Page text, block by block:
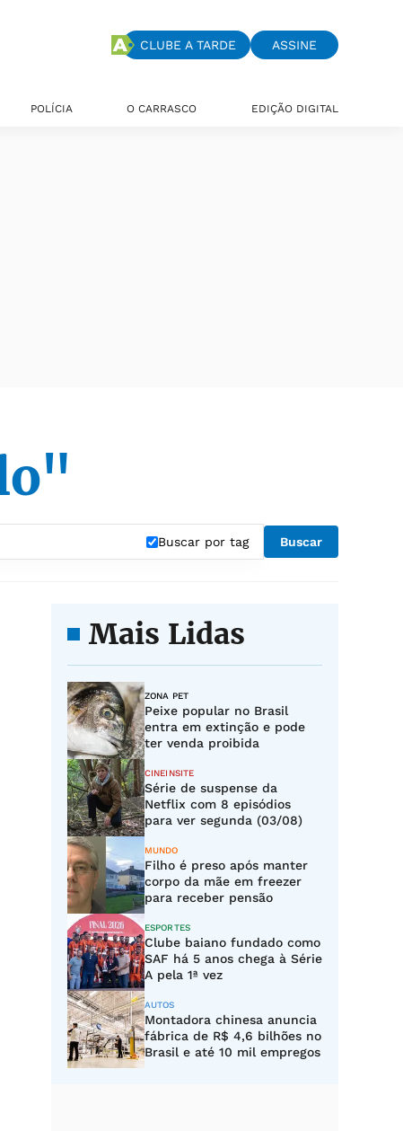
CLUBE A TARDE ASSINE
POLÍCIA O CARRASCO EDIÇÃO DIGITAL
Buscar por tag Buscar
Mais Lidas
ZONA PET
Peixe popular no Brasil
entra em extinção e pode
ter venda proibida
CINEINSITE
Série de suspense da
Netflix com 8 episódios
para ver segunda (03/08)
MUNDO
Filho é preso após manter
corpo da mãe em freezer
para receber pensão
ESPORTES
Clube baiano fundado como
SAF há 5 anos chega à Série
A pela 1ª vez
AUTOS
Montadora chinesa anuncia
fábrica de R$ 4,6 bilhões no
Brasil e até 10 mil empregos